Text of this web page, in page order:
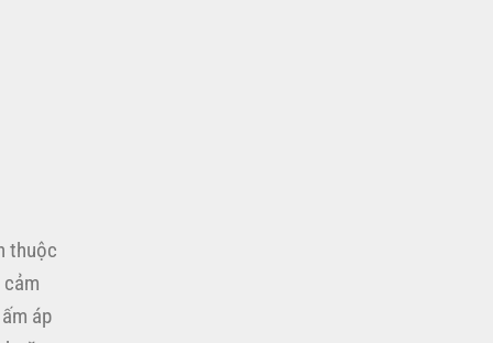
thuộc
áp